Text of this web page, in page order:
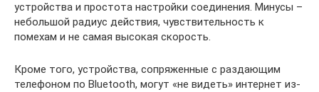
устройства и простота настройки соединения. Минусы –
небольшой радиус действия, чувствительность к
помехам и не самая высокая скорость.
Кроме того, устройства, сопряженные с раздающим
телефоном по Bluetooth, могут «не видеть» интернет из-